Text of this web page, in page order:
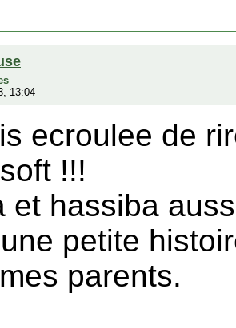
13:04
ecroulee de
!!!
et hassiba
petite
parents.